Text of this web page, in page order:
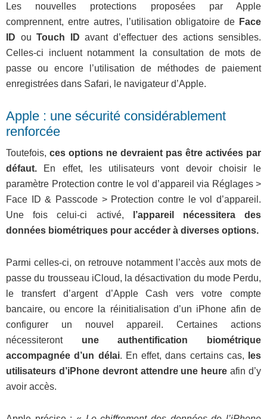
Les nouvelles protections proposées par Apple
comprennent, entre autres, l’utilisation obligatoire de Face
ID ou Touch ID avant d’effectuer des actions sensibles.
Celles-ci incluent notamment la consultation de mots de
passe ou encore l’utilisation de méthodes de paiement
enregistrées dans Safari, le navigateur d’Apple.
Apple : une sécurité considérablement
renforcée
Toutefois, ces options ne devraient pas être activées par
défaut. En effet, les utilisateurs vont devoir choisir le
paramètre Protection contre le vol d’appareil via Réglages >
Face ID & Passcode > Protection contre le vol d’appareil.
Une fois celui-ci activé,
l’appareil nécessitera des
données biométriques pour accéder à diverses options.
Parmi celles-ci, on retrouve notamment l’accès aux mots de
passe du trousseau iCloud, la désactivation du mode Perdu,
le transfert d’argent d’Apple Cash vers votre compte
bancaire, ou encore la réinitialisation d’un iPhone afin de
configurer un nouvel appareil. Certaines actions
nécessiteront une authentification biométrique
accompagnée d’un délai. En effet, dans certains cas,
les
utilisateurs d’iPhone devront attendre une heureafin d’y
avoir accès.